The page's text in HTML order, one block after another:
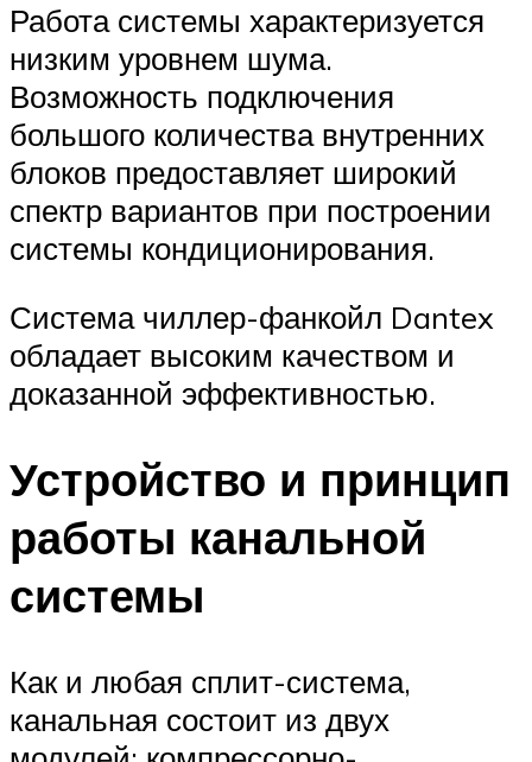
Работа системы характеризуется
низким уровнем шума.
Возможность подключения
большого количества внутренних
блоков предоставляет широкий
спектр вариантов при построении
системы кондиционирования.
Система чиллер-фанкойл Dantex
обладает высоким качеством и
доказанной эффективностью.
Устройство и принцип
работы канальной
системы
Как и любая сплит-система,
канальная состоит из двух